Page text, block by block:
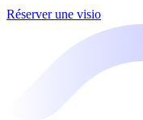
Réserver une visio